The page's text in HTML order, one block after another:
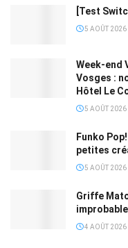
[Test
5 AOÛT 2026
Week-end
Vosges :
Hôtel Le
5 AOÛT 2026
Funko
petites
5 AOÛT 2026
Griffe
4 AOÛT 2026